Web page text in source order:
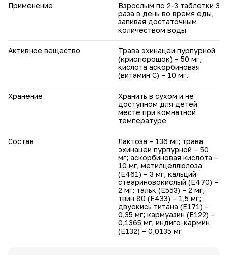
Применение
Взрослым по 2-3 таблетки 3
раза в день во время еды,
запивая достаточным
количеством воды
Активное вещество
Трава эхинацеи пурпурной
(криопорошок) – 50 мг;
кислота аскорбиновая
(витамин С) – 10 мг.
Хранение
Хранить в сухом и не
доступном для детей
месте при комнатной
температуре
Состав
Лактоза – 136 мг; трава
эхинацеи пурпурной – 50
мг; аскорбиновая кислота –
10 мг; метилцеллюлоза
(Е461) – 3 мг; кальций
стеариновокислый (Е470) –
2 мг; тальк (Е553) – 2 мг;
твин 80 (Е433) – 1,5 мг;
двуокись титана (Е171) –
0,35 мг; кармуазин (Е122) –
0,1365 мг; индиго-кармин
(Е132) – 0,0135 мг